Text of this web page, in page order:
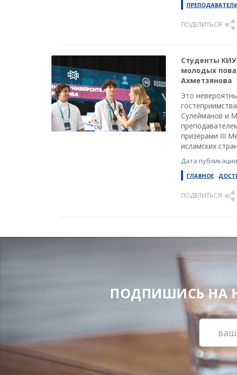
ПОДЕЛИТЬСЯ
Студенты
молодых
Ахметзянова
Это
Сулейманов и
призёрами III
исламских
Дата
ГЛАВНОЕ
ПОДЕЛИТЬСЯ
ПОДПИШИСЬ НА